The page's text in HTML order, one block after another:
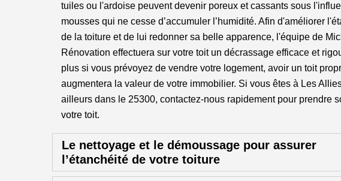
tuiles ou l'ardoise peuvent devenir poreux et cassants sous
mousses qui ne cesse d’accumuler l’humidité. Afin d'améliorer
de la toiture et de lui redonner sa belle apparence, l'équipe de
Rénovation effectuera sur votre toit un décrassage efficace et
plus si vous prévoyez de vendre votre logement, avoir un toit
augmentera la valeur de votre immobilier. Si vous êtes à Les
ailleurs dans le 25300, contactez-nous rapidement pour prendre
votre toit.
Le nettoyage et le démoussage pour assurer
l’étanchéité de votre toiture